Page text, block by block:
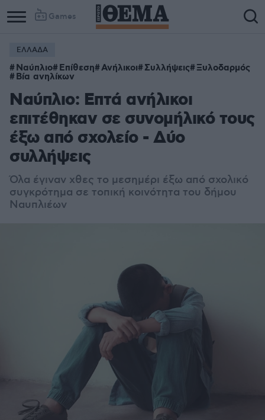
Games
ΕΛΛΑΔΑ
Ναύπλιο Επίθεση Ανήλικοι Συλλήψεις Ξυλοδαρμός
Βία ανηλίκων
Ναύπλιο: Επτά ανήλικοι
επιτέθηκαν σε συνομήλικό τους
έξω από σχολείο - Δύο
συλλήψεις
Όλα έγιναν χθες το μεσημέρι έξω από σχολικό
συγκρότημα σε τοπική κοινότητα του δήμου
Ναυπλιέων